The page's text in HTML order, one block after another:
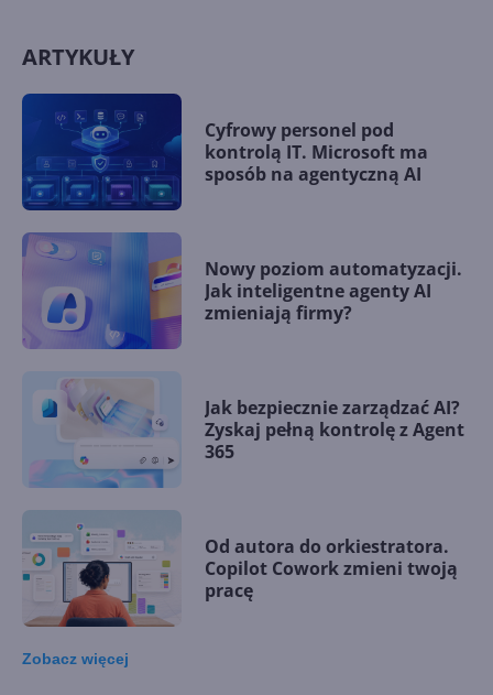
ARTYKUŁY
Cyfrowy personel pod
kontrolą IT. Microsoft ma
sposób na agentyczną AI
Nowy poziom automatyzacji.
Jak inteligentne agenty AI
zmieniają firmy?
Jak bezpiecznie zarządzać AI?
Zyskaj pełną kontrolę z Agent
365
Od autora do orkiestratora.
Copilot Cowork zmieni twoją
pracę
Zobacz więcej